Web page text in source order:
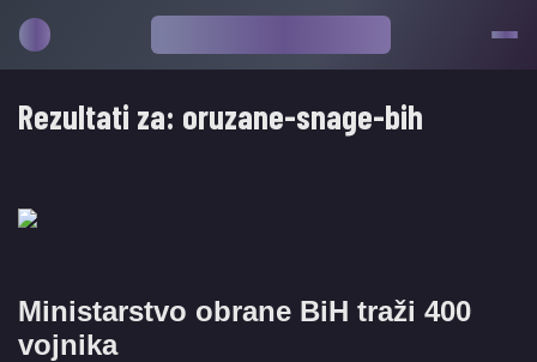
Rezultati za: oruzane-snage-bih
Ministarstvo obrane BiH traži 400
vojnika